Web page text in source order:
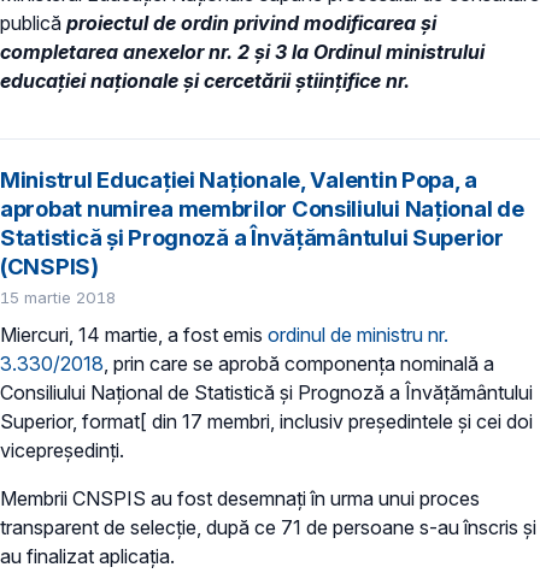
publică proiectul de ordin privind modificarea și
completarea anexelor nr. 2 și 3 la Ordinul ministrului
educației naționale și cercetării științifice nr.
Ministrul Educației Naționale, Valentin Popa, a
aprobat numirea membrilor Consiliului Național de
Statistică și Prognoză a Învățământului Superior
(CNSPIS)
15 martie 2018
Miercuri, 14 martie, a fost emis ordinul de ministru nr.
3.330/2018 , prin care se aprobă componența nominală a
Consiliului Național de Statistică și Prognoză a Învățământului
Superior, format[ din 17 membri, inclusiv președintele şi cei doi
vicepreşedinţi.
Membrii CNSPIS au fost desemnați în urma unui proces
transparent de selecție, după ce 71 de persoane s-au înscris și
au finalizat aplicația.